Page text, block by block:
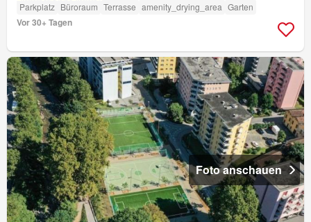
Parkplatz Büroraum Terrasse amenity_drying_area Garten
Vor 30+ Tagen
Foto anschauen